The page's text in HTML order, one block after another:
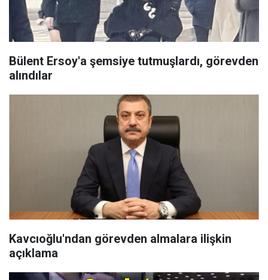
Bülent Ersoy'a şemsiye tutmuşlardı, görevden
alındılar
Kavcıoğlu'ndan görevden almalara ilişkin
açıklama